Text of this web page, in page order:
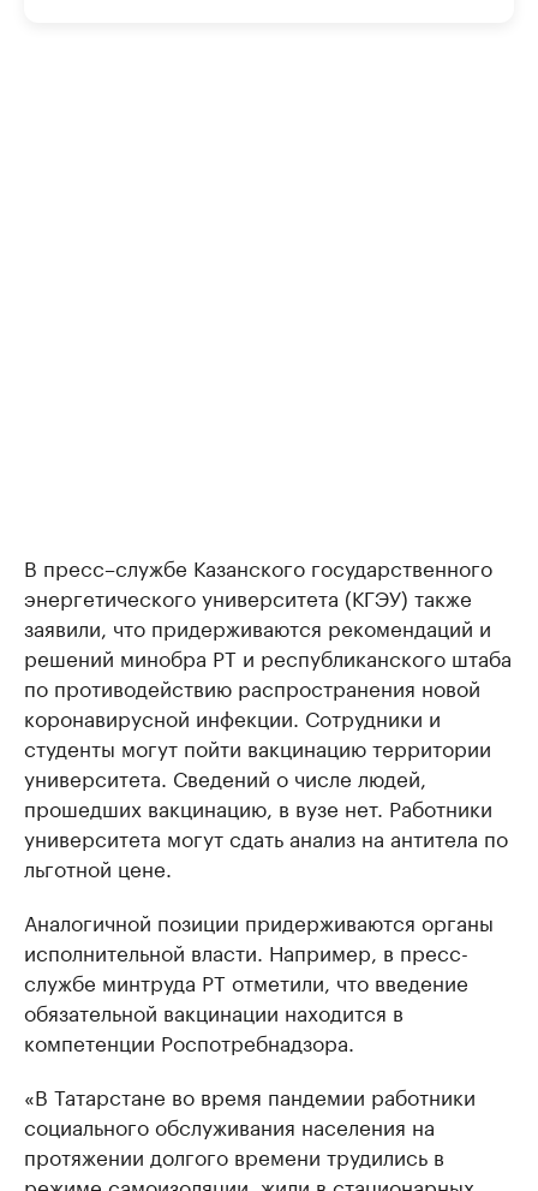
В пресс–службе Казанского государственного
энергетического университета (КГЭУ) также
заявили, что придерживаются рекомендаций и
решений минобра РТ и республиканского штаба
по противодействию распространения новой
коронавирусной инфекции. Сотрудники и
студенты могут пойти вакцинацию территории
университета. Сведений о числе людей,
прошедших вакцинацию, в вузе нет. Работники
университета могут сдать анализ на антитела по
льготной цене.
Аналогичной позиции придерживаются органы
исполнительной власти. Например, в пресс-
службе минтруда РТ отметили, что введение
обязательной вакцинации находится в
компетенции Роспотребнадзора.
«В Татарстане во время пандемии работники
социального обслуживания населения на
протяжении долгого времени трудились в